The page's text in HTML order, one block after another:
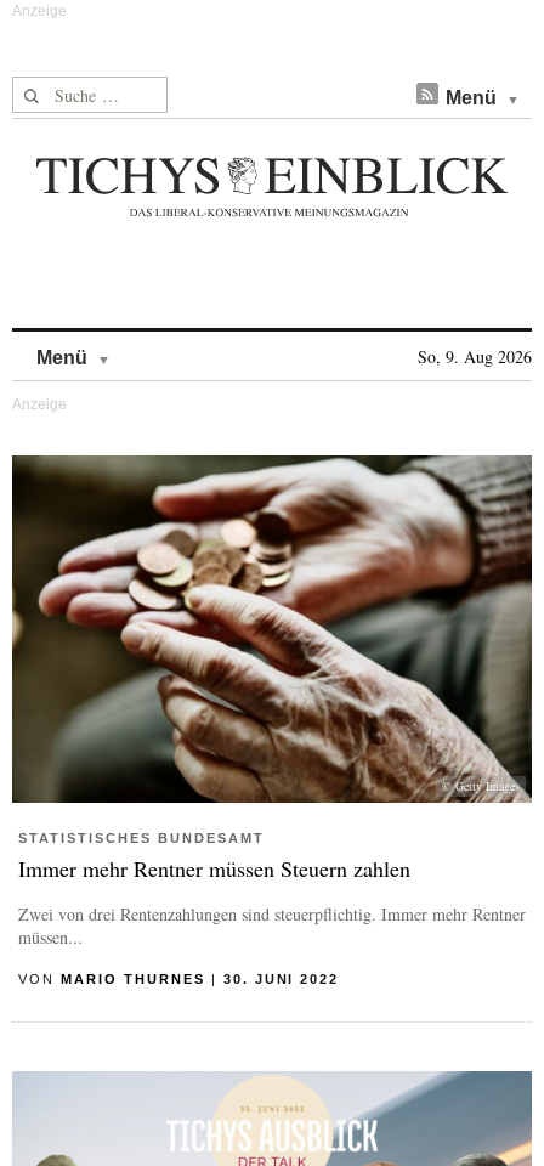
Suche nach: Menü
Menü So, 9. Aug 2026
© Getty Images
STATISTISCHES BUNDESAMT
Immer mehr Rentner müssen Steuern zahlen
Zwei von drei Rentenzahlungen sind steuerpflichtig. Immer mehr Rentner
müssen...
VON MARIO THURNES | 30. JUNI 2022